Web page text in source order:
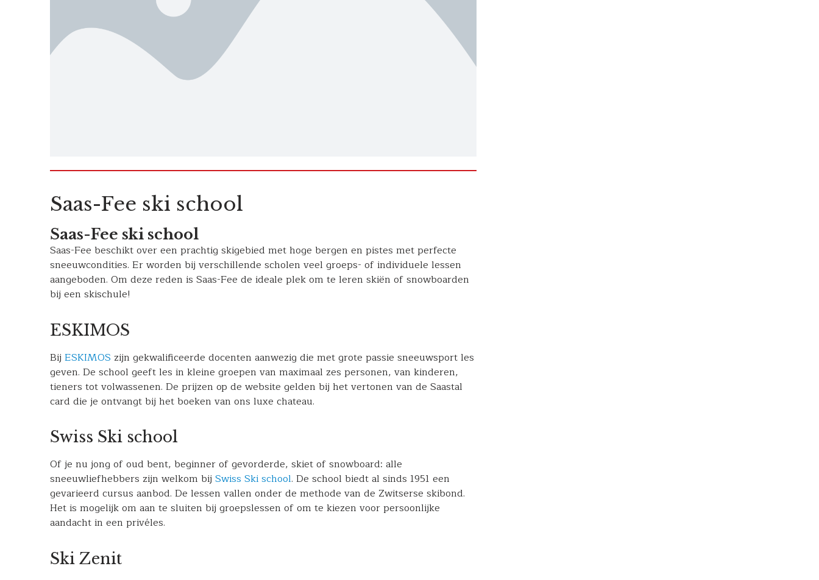
Saas-Fee ski school
Saas-Fee ski school
Saas-Fee beschikt over een prachtig skigebied met hoge bergen en pistes met perfecte
sneeuwcondities. Er worden bij verschillende scholen veel groeps- of individuele lessen
aangeboden. Om deze reden is Saas-Fee de ideale plek om te leren skiën of snowboarden
bij een skischule!
ESKIMOS
Bij ESKIMOS zijn gekwalificeerde docenten aanwezig die met grote passie sneeuwsport les
geven. De school geeft les in kleine groepen van maximaal zes personen, van kinderen,
tieners tot volwassenen. De prijzen op de website gelden bij het vertonen van de Saastal
card die je ontvangt bij het boeken van ons luxe chateau.
Swiss Ski school
Of je nu jong of oud bent, beginner of gevorderde, skiet of snowboard: alle
sneeuwliefhebbers zijn welkom bij Swiss Ski school. De school biedt al sinds 1951 een
gevarieerd cursus aanbod. De lessen vallen onder de methode van de Zwitserse skibond.
Het is mogelijk om aan te sluiten bij groepslessen of om te kiezen voor persoonlijke
aandacht in een privéles.
Ski Zenit